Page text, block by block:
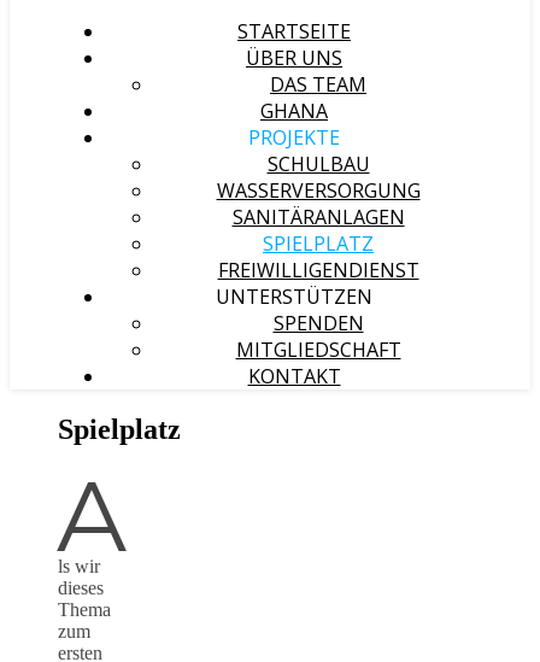
STARTSEITE
ÜBER UNS
DAS TEAM
GHANA
PROJEKTE
SCHULBAU
WASSERVERSORGUNG
SANITÄRANLAGEN
SPIELPLATZ
FREIWILLIGENDIENST
UNTERSTÜTZEN
SPENDEN
MITGLIEDSCHAFT
KONTAKT
Spielplatz
A
ls wir
dieses
Thema
zum
ersten